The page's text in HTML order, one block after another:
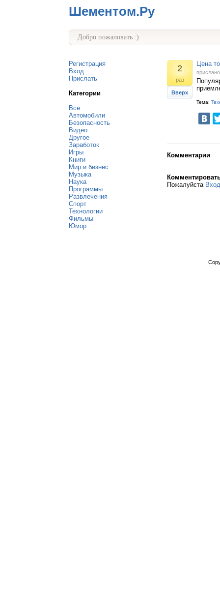
Шементом.Ру
Добро пожаловать :)
Регистрация
Вход
Прислать
Категории
Все
Автомобили
Безопасность
Видео
Другое
Заработок
Игры
Книги
Мир и бизнес
Музыка
Наука
Программы
Развлечения
Спорт
Технологии
Фильмы
Юмор
2
раз
Вверх
Цена
Тема:
Комментарии
Пожалуйста Вход